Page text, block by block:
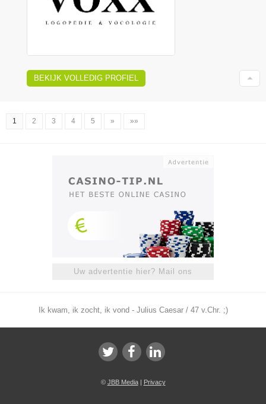
BEKIJK VOLLEDIG PROFIEL
1 2 3 4 5 » »»
Uw advertentie hier? Mail ons
Ik kwam, ik zocht, ik vond - Julius Caesar / 47 v.Chr. ;)
© JBB Media| Privacy